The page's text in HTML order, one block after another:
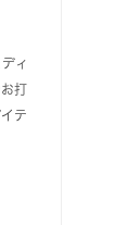
ィ
打
テ